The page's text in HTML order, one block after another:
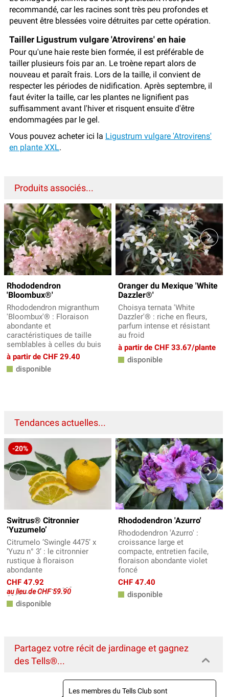
recommandé, car les racines sont très peu profondes et
peuvent être blessées voire détruites par cette opération.
Tailler Ligustrum vulgare 'Atrovirens' en haie
Pour qu'une haie reste bien formée, il est préférable de
tailler plusieurs fois par an. Le troène repart alors de
nouveau et paraît frais. Lors de la taille, il convient de
respecter les périodes de nidification. Après septembre, il
faut éviter la taille, car les plantes ne lignifient pas
suffisamment avant l'hiver et risquent ensuite d'être
endommagées par le gel.
Vous pouvez acheter ici la Ligustrum vulgare 'Atrovirens'
en plante XXL.
Produits associés...
Rhododendron
'Bloombux®'
Rhododendron migranthum
'Bloombux'® : Floraison
abondante et
caractéristiques de taille
semblables à celles du buis
à partir de CHF 29.40
disponible
Oranger du Mexique 'White
Dazzler®'
Choisya ternata 'White
Dazzler'® : riche en fleurs,
parfum intense et résistant
au froid
à partir de CHF 33.67/plante
disponible
Tendances actuelles...
-20%
Switrus® Citronnier
‘Yuzumelo’
Citrumelo ‘Swingle 4475’ x
‘Yuzu n° 3’ : le citronnier
rustique à floraison
abondante
CHF 47.92
au lieu de CHF 59.90
disponible
Rhododendron 'Azurro'
Rhododendron 'Azurro' :
croissance large et
compacte, entretien facile,
floraison abondante violet
foncé
CHF 47.40
disponible
Partagez votre récit de jardinage et gagnez
des Tells®...
Les membres du Tells Club sont